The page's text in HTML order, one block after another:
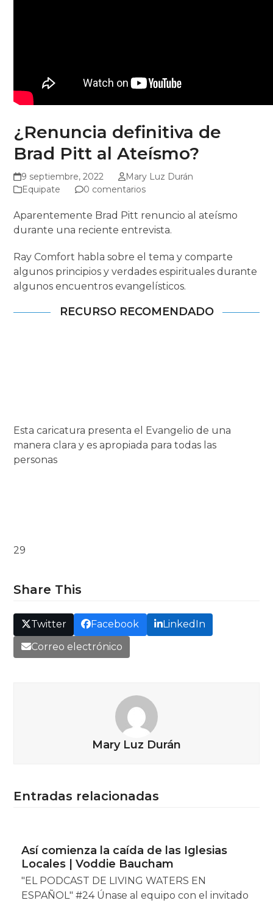
¿Renuncia definitiva de
Brad Pitt al Ateísmo?
9 septiembre, 2022
Mary Luz Durán
Equipate
0 comentarios
Aparentemente Brad Pitt renuncio al ateísmo
durante una reciente entrevista.
Ray Comfort habla sobre el tema y comparte
algunos principios y verdades espirituales durante
algunos encuentros evangelísticos.
RECURSO RECOMENDADO
Esta caricatura presenta el Evangelio de una
manera clara y es apropiada para todas las
personas
29
Share This
Twitter Facebook
LinkedIn
Correo electrónico
Mary Luz Durán
Entradas relacionadas
Así comienza la caída de las Iglesias
Locales | Voddie Baucham
"EL PODCAST DE LIVING WATERS EN
ESPAÑOL" #24 Únase al equipo con el invitado